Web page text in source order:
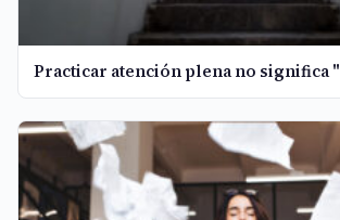
Practicar atención plena no significa